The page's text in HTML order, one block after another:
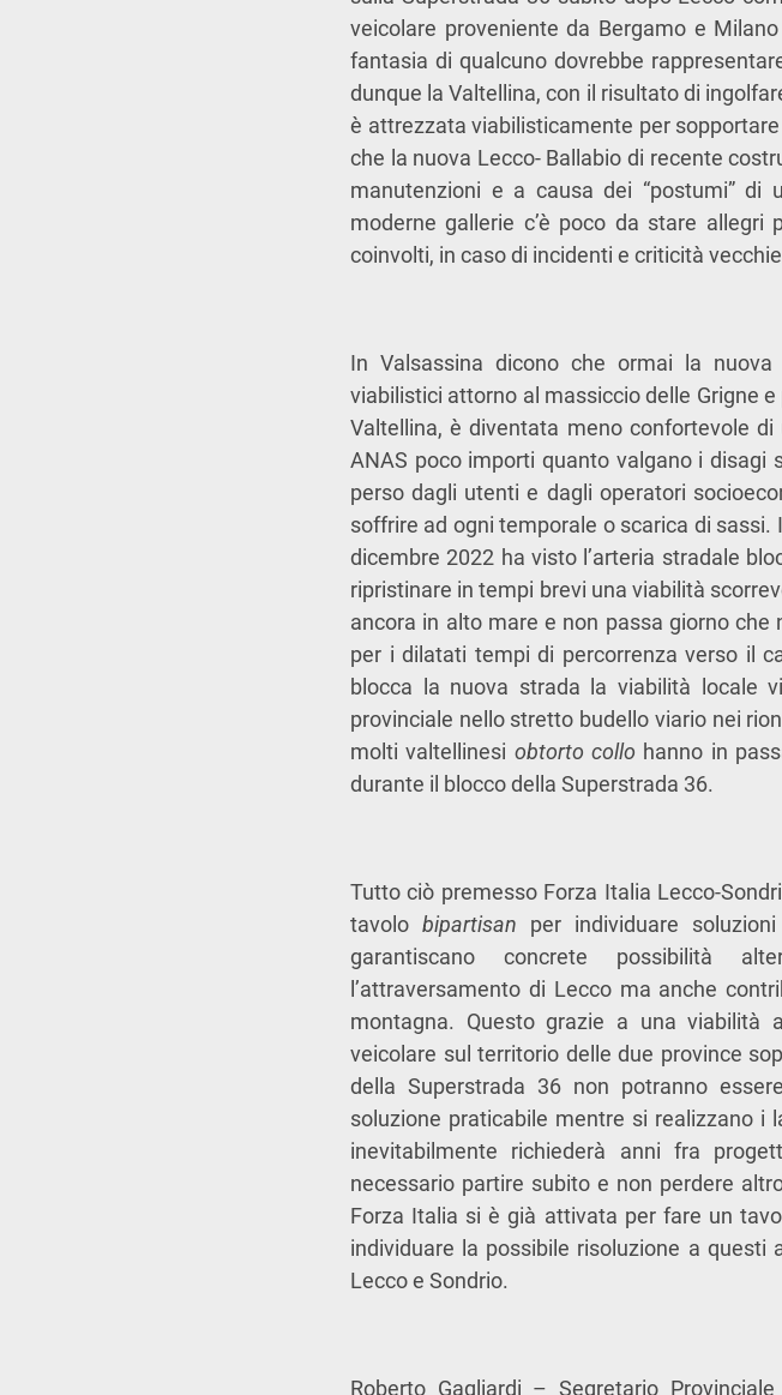
veicolare proveniente da Bergamo e
fantasia di qualcuno dovrebbe
dunque la Valtellina, con il risultato di
è attrezzata viabilisticamente per
che la nuova Lecco- Ballabio di recente
manutenzioni e a causa dei “postumi” di
moderne gallerie c’è poco da stare allegri
coinvolti, in caso di incidenti e criticità
In Valsassina dicono che ormai la nuova
viabilistici attorno al massiccio delle Grigne
Valtellina, è diventata meno confortevole
ANAS poco importi quanto valgano i
perso dagli utenti e dagli operatori
soffrire ad ogni temporale o scarica di
dicembre 2022 ha visto l’arteria stradale
ripristinare in tempi brevi una viabilità
ancora in alto mare e non passa giorno
per i dilatati tempi di percorrenza verso il
blocca la nuova strada la viabilità locale
provinciale nello stretto budello viario nei
molti valtellinesi obtorto collo hanno in
durante il blocco della Superstrada 36.
Tutto ciò premesso Forza Italia Lecco-
tavolo bipartisan per individuare
garantiscano concrete possibilità
l’attraversamento di Lecco ma anche
montagna. Questo grazie a una viabilità
veicolare sul territorio delle due province
della Superstrada 36 non potranno
soluzione praticabile mentre si realizzano i
inevitabilmente richiederà anni fra
necessario partire subito e non perdere
Forza Italia si è già attivata per fare un
individuare la possibile risoluzione a
Lecco e Sondrio.
Roberto Gagliardi – Segretario